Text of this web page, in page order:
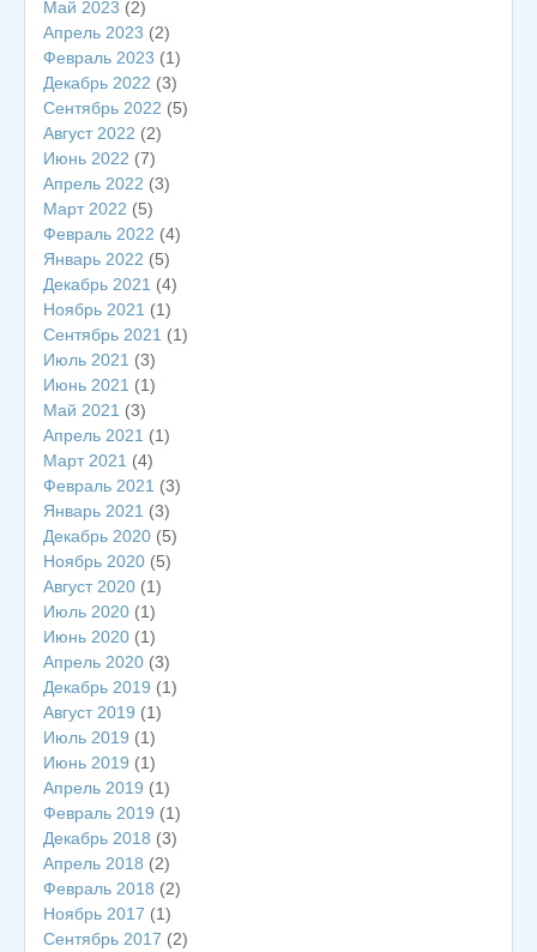
Май 2023 (2)
Апрель 2023 (2)
Февраль 2023 (1)
Декабрь 2022 (3)
Сентябрь 2022 (5)
Август 2022 (2)
Июнь 2022 (7)
Апрель 2022 (3)
Март 2022 (5)
Февраль 2022 (4)
Январь 2022 (5)
Декабрь 2021 (4)
Ноябрь 2021 (1)
Сентябрь 2021 (1)
Июль 2021 (3)
Июнь 2021 (1)
Май 2021 (3)
Апрель 2021 (1)
Март 2021 (4)
Февраль 2021 (3)
Январь 2021 (3)
Декабрь 2020 (5)
Ноябрь 2020 (5)
Август 2020 (1)
Июль 2020 (1)
Июнь 2020 (1)
Апрель 2020 (3)
Декабрь 2019 (1)
Август 2019 (1)
Июль 2019 (1)
Июнь 2019 (1)
Апрель 2019 (1)
Февраль 2019 (1)
Декабрь 2018 (3)
Апрель 2018 (2)
Февраль 2018 (2)
Ноябрь 2017 (1)
Сентябрь 2017 (2)